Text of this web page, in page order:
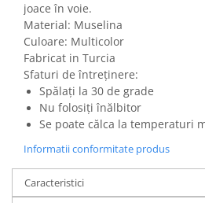
joace în voie.
Material: Muselina
Culoare: Multicolor
Fabricat in Turcia
Sfaturi de întreținere:
Spălați la 30 de grade
Nu folosiți înălbitor
Se poate călca la temperaturi
Informatii conformitate produs
Caracteristici